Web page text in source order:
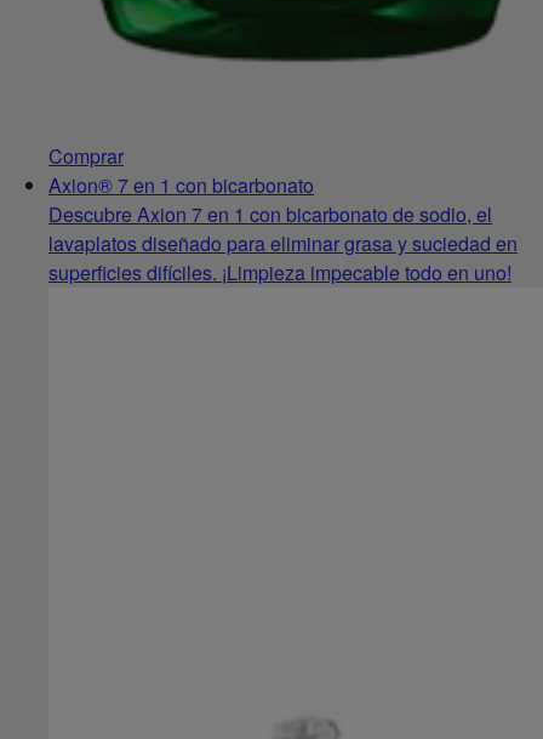
Comprar
Axion® 7 en 1 con bicarbonato
Descubre Axion 7 en 1 con bicarbonato de sodio, el
lavaplatos diseñado para eliminar grasa y suciedad en
superficies difíciles. ¡Limpieza impecable todo en uno!